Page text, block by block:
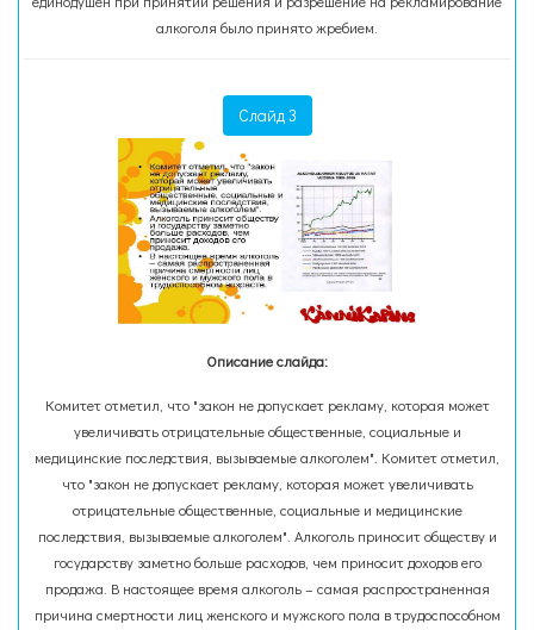
алкоголя было принято жребием.
Слайд 3
Описание слайда:
Комитет отметил, что "закон не допускает рекламу, которая может
увеличивать отрицательные общественные, социальные и
медицинские последствия, вызываемые алкоголем". Комитет отметил,
что "закон не допускает рекламу, которая может увеличивать
отрицательные общественные, социальные и медицинские
последствия, вызываемые алкоголем". Алкоголь приносит обществу и
государству заметно больше расходов, чем приносит доходов его
продажа. В настоящее время алкоголь – самая распространенная
причина смертности лиц женского и мужского пола в трудоспособном